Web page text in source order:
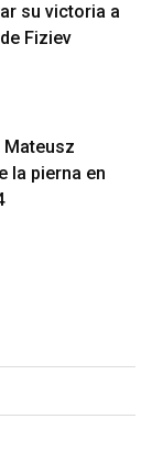
su victoria a
Fiziev
Mateusz
la pierna en